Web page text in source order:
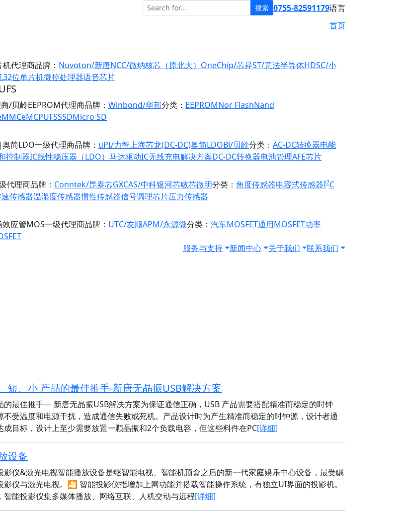
搜索 0755-82591179语言
首页
代理商品牌： Nuvoton/新唐NCC/微纳核芯（原北大） OneChip/芯昇ST/意法半导体HDSC/小
32位单片机微控处理器语音芯片
/贝岭EEPROM代理商品牌： Winbond/华邦分类： EEPROMNor FlashNand
eMCPUFSSSDMicro SD
简LDO一级代理商品牌： uPI/力智上海芯龙(DC-DC)奥简LDOBl/贝岭分类： AC-DC转换器电能
控制器IC线性稳压器（LDO） 马达驱动IC无线充电解决方案DC-DC转换器电池管理AFE芯片
代理商品牌： Conntek/昆泰芯GXCAS/中科银河芯敏芯微明分类： 角度传感器电容式传感器I2C
传感器温湿度传感器惯性传感器信号调理芯片压力传感器
应管MOS一级代理商品牌： UTC/友顺APM/永源微分类： 汽车MOSFET通用MOSFET功率
服务与支持
新闻中心 关于我们
联系我们
短、小 产品的最佳推手-新唐无晶振USB解决方案
的最佳推手— 新唐无晶振USB解决方案为保证通信正确，USB 产品需要搭配精准而稳定的时钟
不受温度和电源干扰，造成通信失败或死机。产品设计时为产生精准而稳定的时钟源，设计者通
成目标，设计上至少需要放置一颗晶振和2个负载电容，但这些料件在PC[详细]
设备
影仪&激光电视智能播放设备是继智能电视、智能机顶盒之后的新一代家庭娱乐中心设备，最受瞩
影仪与激光电视。🎦 智能投影仪指增加上网功能并搭载智能操作系统，有独立UI界面的投影机。
智能投影仪集多媒体播放、网络互联、人机交动与远程[详细]